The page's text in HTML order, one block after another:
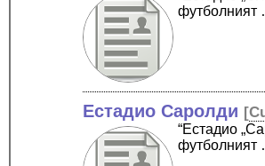
футболният
Естадио Саролди [
“Естадио
футболният